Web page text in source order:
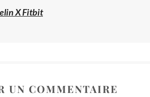
X Fitbit
UN COMMENTAIRE